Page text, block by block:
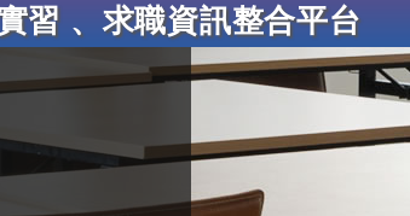
習 、求職資訊整合平台